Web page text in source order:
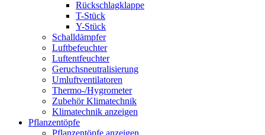
Rückschlagklappe
T-Stück
Y-Stück
Schalldämpfer
Luftbefeuchter
Luftentfeuchter
Geruchsneutralisierung
Umluftventilatoren
Thermo-/Hygrometer
Zubehör Klimatechnik
Klimatechnik anzeigen
Pflanzentöpfe
Pflanzentöpfe anzeigen